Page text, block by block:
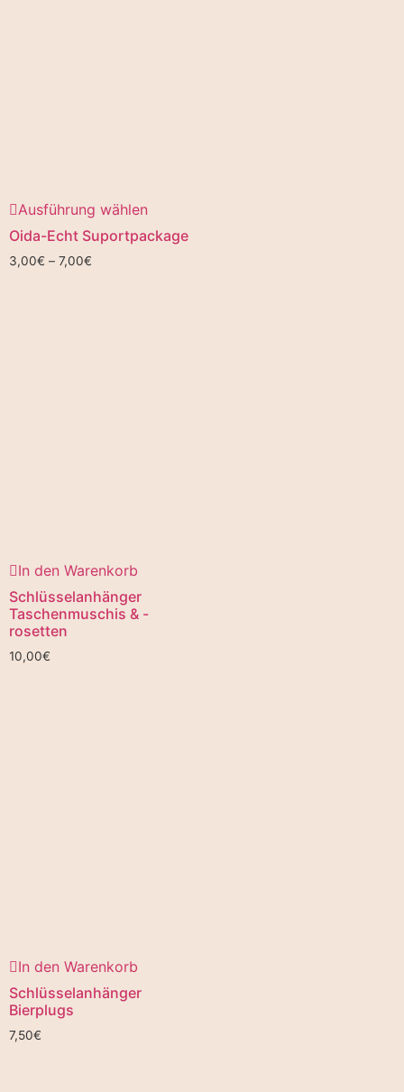
Ausführung wählen
Oida-Echt Suportpackage
3,00€ – 7,00€
In den Warenkorb
Schlüsselanhänger
Taschenmuschis & -
rosetten
10,00€
In den Warenkorb
Schlüsselanhänger
Bierplugs
7,50€